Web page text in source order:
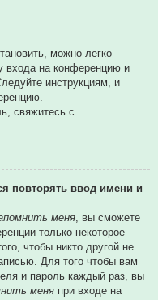
можно легко
входа на конференцию и
инструкциям, и
свяжитесь с
повторять ввод имени и
меня , вы сможете
только некоторое
чтобы никто другой не
Для того чтобы вам
и пароль каждый раз, вы
меня при входе на